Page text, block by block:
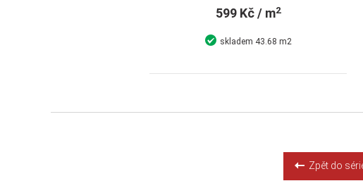
599 Kč/ m2
skladem 43.68 m2
Zpět do